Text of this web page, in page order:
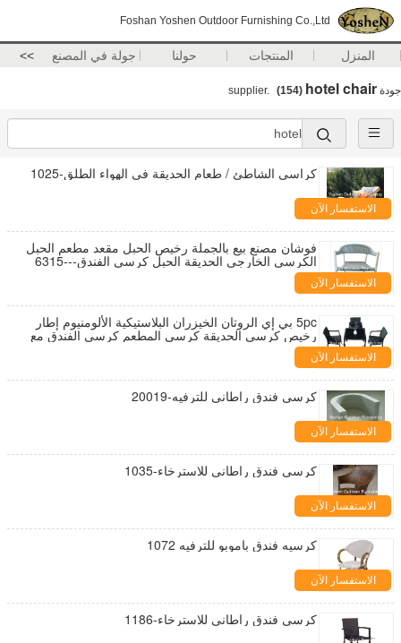
Foshan Yoshen Outdoor Furnishing Co.,Ltd
المنزل المنتجات حولنا جولة في المصنع >>
جودة hotel chair
(154)
كراسي الشاطئ / طعام الحديقة في الهواء الطلق-1025
الاستفسار الآن
فوشان مصنع بيع بالجملة رخيص الحبل مقعد مطعم الحبل
الكرسي الخارجي الحديقة الحبل كرسي الفندق---6315
الاستفسار الآن
5pc بي إي الروتان الخيزران البلاستيكية الألومنيوم إطار
رخيص كرسي الحديقة كرسي المطعم كرسي الفندق مع
الطاولة --- 8059الاستفسار الآن
كرسي فندق راطاني للترفيه-20019
الاستفسار الآن
كرسي فندق راطاني للاسترخاء-1035
الاستفسار الآن
كرسيه فندق باموبو للترفيه 1072
الاستفسار الآن
كرسي فندق راطاني للاسترخاء-1186